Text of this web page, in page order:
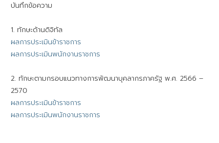
บันทึกข้อความ
1. ทักษะด้านดิจิทัล
ผลการประเมินข้าราชการ
ผลการประเมินพนักงานราชการ
2. ทักษะตามกรอบแนวทางการพัฒนาบุคลากรภาครัฐ พ.ศ. 2566 –
2570
ผลการประเมินข้าราชการ
ผลการประเมินพนักงานราชการ